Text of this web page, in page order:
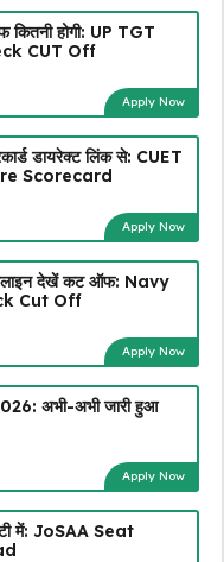
होगी: UP TGT
CUT Off
Apply Now
डायरेक्ट लिंक से: CUET
Scorecard
Apply Now
देखें कट ऑफ: Navy
Cut Off
Apply Now
अभी-अभी जारी हुआ
Apply Now
में: JoSAA Seat